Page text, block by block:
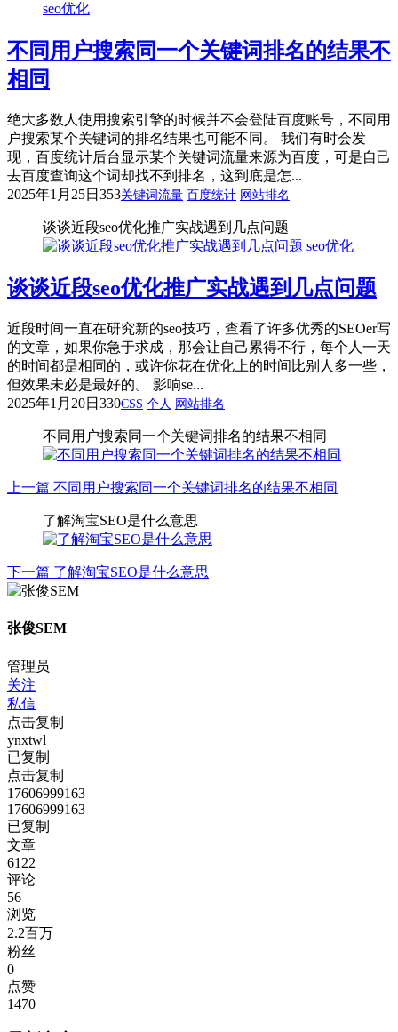
seo优化
不同用户搜索同一个关键词排名的结果不
相同
绝大多数人使用搜索引擎的时候并不会登陆百度账号，不同用
户搜索某个关键词的排名结果也可能不同。 我们有时会发
现，百度统计后台显示某个关键词流量来源为百度，可是自己
去百度查询这个词却找不到排名，这到底是怎...
2025年1月25日 353关键词流量 百度统计 网站排名
谈谈近段seo优化推广实战遇到几点问题
seo优化
谈谈近段seo优化推广实战遇到几点问题
近段时间一直在研究新的seo技巧，查看了许多优秀的SEOer写
的文章，如果你急于求成，那会让自己累得不行，每个人一天
的时间都是相同的，或许你花在优化上的时间比别人多一些，
但效果未必是最好的。 影响se...
2025年1月20日 330CSS 个人 网站排名
不同用户搜索同一个关键词排名的结果不相同
上一篇 不同用户搜索同一个关键词排名的结果不相同
了解淘宝SEO是什么意思
下一篇 了解淘宝SEO是什么意思
张俊SEM
管理员
关注
私信
点击复制
ynxtwl
已复制
点击复制
17606999163
17606999163
已复制
文章
6122
评论
56
浏览
2.2百万
粉丝
0
点赞
1470